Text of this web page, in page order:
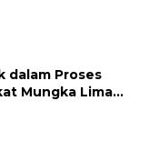
dalam Proses
Mungka Lima